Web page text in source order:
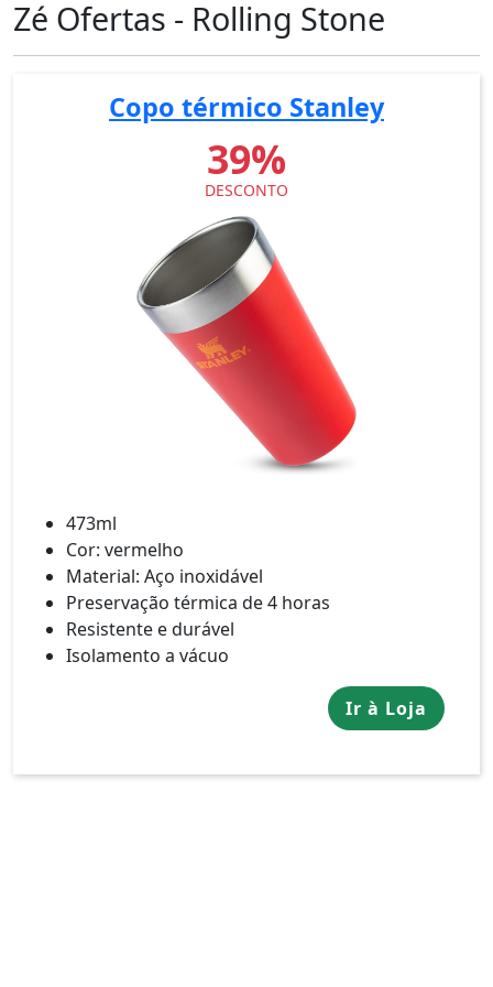
Zé Ofertas - Rolling Stone
Copo térmico Stanley
39%
DESCONTO
473ml
Cor: vermelho
Material: Aço inoxidável
Preservação térmica de 4 horas
Resistente e durável
Isolamento a vácuo
Ir à Loja